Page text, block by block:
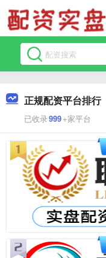
正规配资平台排行
已收录999+家平台